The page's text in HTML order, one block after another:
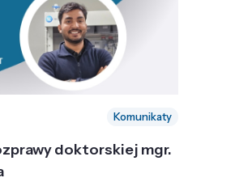
Komunikaty
doktorskiej mgr.